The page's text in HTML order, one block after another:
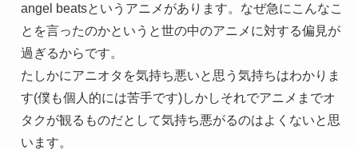
angel beatsというアニメがあります。なぜ急にこんなこ
とを言ったのかというと世の中のアニメに対する偏見が
過ぎるからです。
たしかにアニオタを気持ち悪いと思う気持ちはわかりま
す(僕も個人的には苦手です)しかしそれでアニメまでオ
タクが観るものだとして気持ち悪がるのはよくないと思
います。